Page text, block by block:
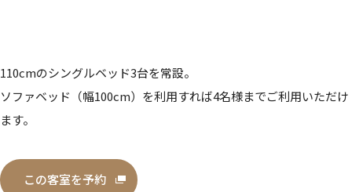
110cmのシングルベッド3台を常設。
ソファベッド（幅100cm）を利用すれば4名様までご利用いただけ
ます。
この客室を予約